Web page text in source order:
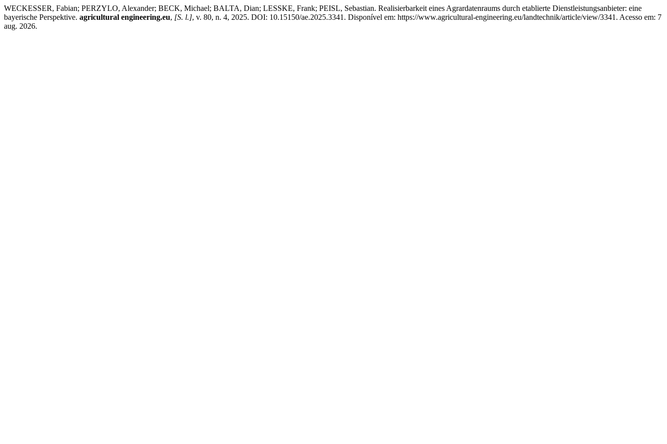
WECKESSER, Fabian; PERZYLO, Alexander; BECK, Michael; BALTA, Dian; LESSKE, Frank; PEISL, Sebastian. Realisierbarkeit eines Agrardatenraums durch etablierte Dienstleistungsanbieter: eine
bayerische Perspektive. agricultural engineering.eu, [S. l.], v. 80, n. 4, 2025. DOI: 10.15150/ae.2025.3341. Disponível em: https://www.agricultural-engineering.eu/landtechnik/article/view/3341. Acesso em: 7
aug. 2026.